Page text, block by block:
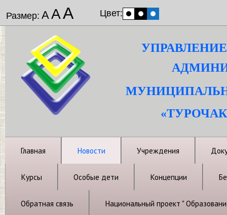
Размер: ААА Цвет:
Главная Новости Учреждения
Курсы Особые дети Концепции
Обратная связь Национальный проект "